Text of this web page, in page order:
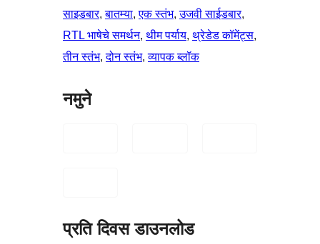
साइडबार, बातम्या, एक स्तंभ, उजवी साईडबार
RTL भाषेचे समर्थन, थीम पर्याय, थ्रेडेड कॉमेंट्स
तीन स्तंभ, दोन स्तंभ, व्यापक ब्लॉक
नमुने
प्रति दिवस डाउनलोड